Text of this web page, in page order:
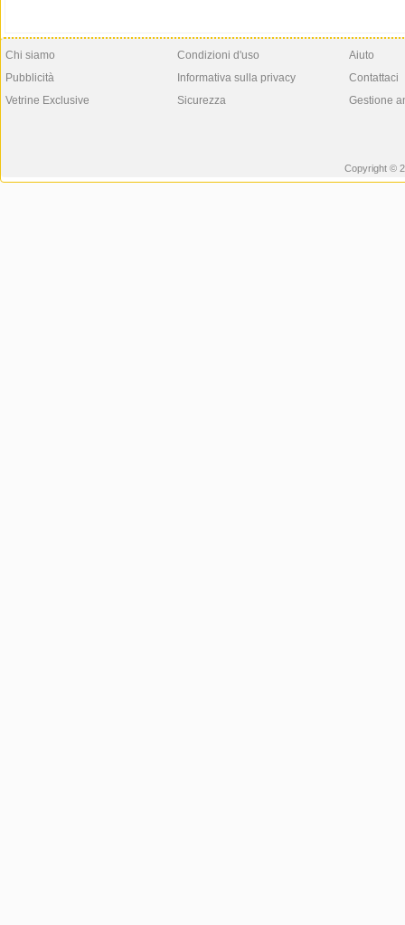
Chi siamo
Pubblicità
Vetrine Exclusive
Condizioni d'uso
Informativa sulla privacy
Sicurezza
Aiuto
Contattaci
Gestione
Copyright ©